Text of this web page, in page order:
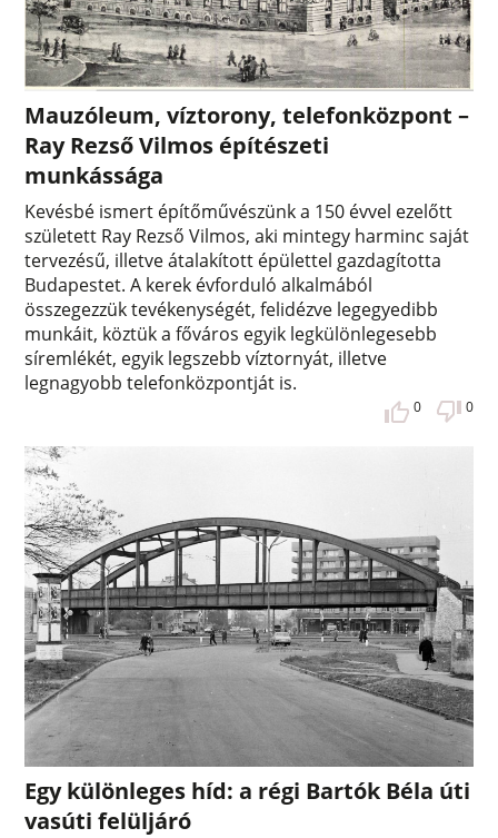
Mauzóleum, víztorony, telefonközpont –
Ray Rezső Vilmos építészeti
munkássága
Kevésbé ismert építőművészünk a 150 évvel ezelőtt
született Ray Rezső Vilmos, aki mintegy harminc saját
tervezésű, illetve átalakított épülettel gazdagította
Budapestet. A kerek évforduló alkalmából
összegezzük tevékenységét, felidézve legegyedibb
munkáit, köztük a főváros egyik legkülönlegesebb
síremlékét, egyik legszebb víztornyát, illetve
legnagyobb telefonközpontját is.
0 0
Egy különleges híd: a régi Bartók Béla úti
vasúti felüljáró